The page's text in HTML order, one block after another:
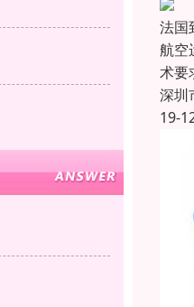
法国
航空
术要
深圳
19-